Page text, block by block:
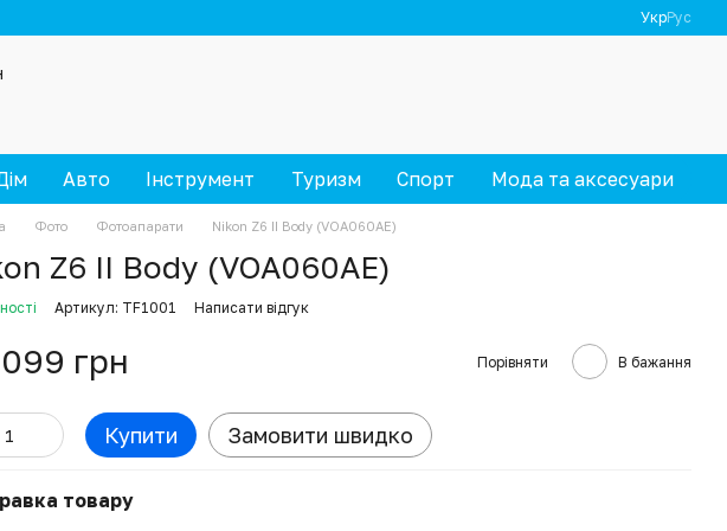
УкрРус
Авто Інструмент Туризм Спорт Мода та аксесуари
Фото Фотоапарати Nikon Z6 II Body (VOA060AE)
Z6 II Body (VOA060AE)
Артикул: TF1001 Написати відгук
грн Порівняти В бажання
Купити Замовити швидко
товару